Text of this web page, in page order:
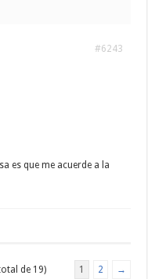
#6243
es que me acuerde a la
de 19) 1 2 →